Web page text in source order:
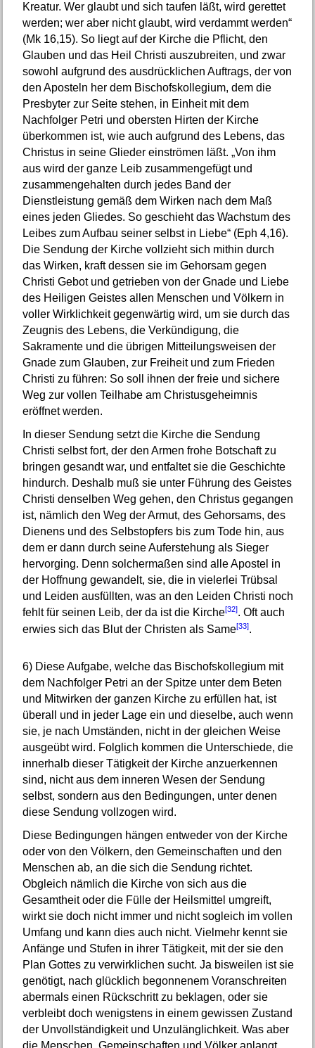
Kreatur. Wer glaubt und sich taufen läßt, wird gerettet
werden; wer aber nicht glaubt, wird verdammt werden“
(Mk 16,15). So liegt auf der Kirche die Pflicht, den
Glauben und das Heil Christi auszubreiten, und zwar
sowohl aufgrund des ausdrücklichen Auftrags, der von
den Aposteln her dem Bischofskollegium, dem die
Presbyter zur Seite stehen, in Einheit mit dem
Nachfolger Petri und obersten Hirten der Kirche
überkommen ist, wie auch aufgrund des Lebens, das
Christus in seine Glieder einströmen läßt. „Von ihm
aus wird der ganze Leib zusammengefügt und
zusammengehalten durch jedes Band der
Dienstleistung gemäß dem Wirken nach dem Maß
eines jeden Gliedes. So geschieht das Wachstum des
Leibes zum Aufbau seiner selbst in Liebe“ (Eph 4,16).
Die Sendung der Kirche vollzieht sich mithin durch
das Wirken, kraft dessen sie im Gehorsam gegen
Christi Gebot und getrieben von der Gnade und Liebe
des Heiligen Geistes allen Menschen und Völkern in
voller Wirklichkeit gegenwärtig wird, um sie durch das
Zeugnis des Lebens, die Verkündigung, die
Sakramente und die übrigen Mitteilungsweisen der
Gnade zum Glauben, zur Freiheit und zum Frieden
Christi zu führen: So soll ihnen der freie und sichere
Weg zur vollen Teilhabe am Christusgeheimnis
eröffnet werden.
In dieser Sendung setzt die Kirche die Sendung
Christi selbst fort, der den Armen frohe Botschaft zu
bringen gesandt war, und entfaltet sie die Geschichte
hindurch. Deshalb muß sie unter Führung des Geistes
Christi denselben Weg gehen, den Christus gegangen
ist, nämlich den Weg der Armut, des Gehorsams, des
Dienens und des Selbstopfers bis zum Tode hin, aus
dem er dann durch seine Auferstehung als Sieger
hervorging. Denn solchermaßen sind alle Apostel in
der Hoffnung gewandelt, sie, die in vielerlei Trübsal
und Leiden ausfüllten, was an den Leiden Christi noch
fehlt für seinen Leib, der da ist die Kirche[32]. Oft auch
erwies sich das Blut der Christen als Same[33].
6)Diese Aufgabe, welche das Bischofskollegium mit
dem Nachfolger Petri an der Spitze unter dem Beten
und Mitwirken der ganzen Kirche zu erfüllen hat, ist
überall und in jeder Lage ein und dieselbe, auch wenn
sie, je nach Umständen, nicht in der gleichen Weise
ausgeübt wird. Folglich kommen die Unterschiede, die
innerhalb dieser Tätigkeit der Kirche anzuerkennen
sind, nicht aus dem inneren Wesen der Sendung
selbst, sondern aus den Bedingungen, unter denen
diese Sendung vollzogen wird.
Diese Bedingungen hängen entweder von der Kirche
oder von den Völkern, den Gemeinschaften und den
Menschen ab, an die sich die Sendung richtet.
Obgleich nämlich die Kirche von sich aus die
Gesamtheit oder die Fülle der Heilsmittel umgreift,
wirkt sie doch nicht immer und nicht sogleich im vollen
Umfang und kann dies auch nicht. Vielmehr kennt sie
Anfänge und Stufen in ihrer Tätigkeit, mit der sie den
Plan Gottes zu verwirklichen sucht. Ja bisweilen ist sie
genötigt, nach glücklich begonnenem Voranschreiten
abermals einen Rückschritt zu beklagen, oder sie
verbleibt doch wenigstens in einem gewissen Zustand
der Unvollständigkeit und Unzulänglichkeit. Was aber
die Menschen, Gemeinschaften und Völker anlangt,